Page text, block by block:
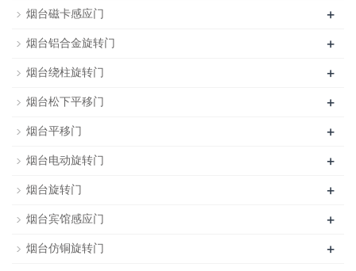
烟台磁卡感应门 +
烟台铝合金旋转门 +
烟台绕柱旋转门 +
烟台松下平移门 +
烟台平移门 +
烟台电动旋转门 +
烟台旋转门 +
烟台宾馆感应门 +
烟台仿铜旋转门
+